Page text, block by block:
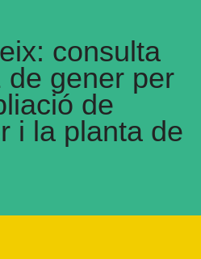
consulta
de gener per
de
i la planta de